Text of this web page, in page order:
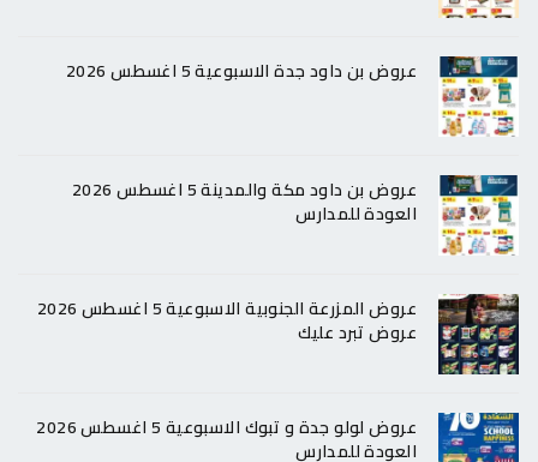
عروض بن داود جدة الاسبوعية 5 اغسطس 2026
عروض بن داود مكة والمدينة 5 اغسطس 2026
العودة للمدارس
عروض المزرعة الجنوبية الاسبوعية 5 اغسطس 2026
عروض تبرد عليك
عروض لولو جدة و تبوك الاسبوعية 5 اغسطس 2026
العودة للمدارس